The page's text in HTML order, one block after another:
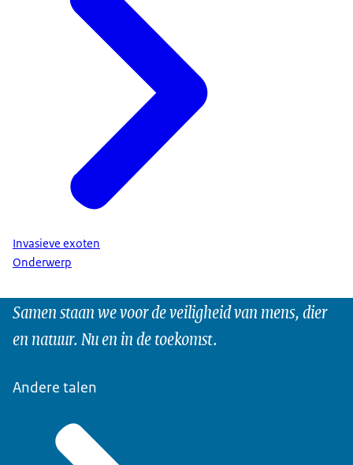
Invasieve exoten
Onderwerp
Samen staan we voor de veiligheid van mens, dier
en natuur. Nu en in de toekomst.
Andere talen